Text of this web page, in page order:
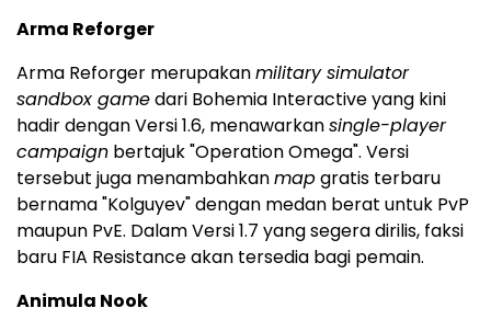
Arma Reforger
Arma Reforger merupakanmilitary simulator
sandbox gamedari Bohemia Interactive yang kini
hadir dengan Versi 1.6, menawarkansingle-player
campaign bertajuk "Operation Omega". Versi
tersebut juga menambahkanmapgratis terbaru
bernama "Kolguyev" dengan medan berat untuk PvP
maupun PvE. Dalam Versi 1.7 yang segera dirilis, faksi
baru FIA Resistance akan tersedia bagi pemain.
Animula Nook